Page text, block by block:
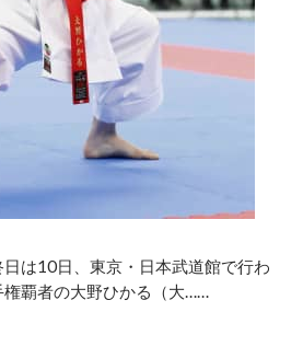
は10日、東京・日本武道館で行わ
権覇者の大野ひかる（大……